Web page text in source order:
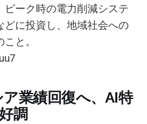
ピーク時の電力削減システ
どに投資し、地域社会への
と。
ア業績回復へ、AI特
調